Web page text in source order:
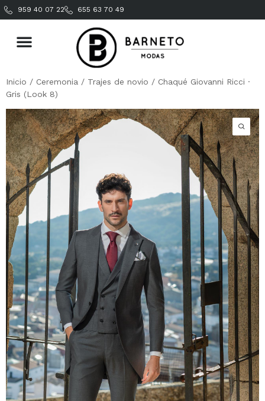
959 40 07 22 655 63 70 49
Inicio / Ceremonia / Trajes de novio / Chaqué Giovanni Ricci ·
Gris (Look 8)